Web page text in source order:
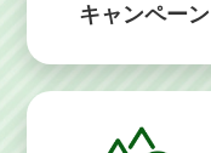
キャンペーン